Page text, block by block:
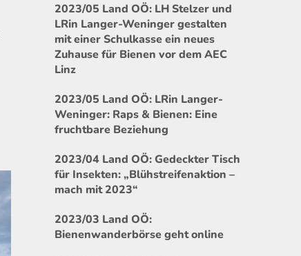
2023/05 Land OÖ: LH Stelzer und
LRin Langer-Weninger gestalten
mit einer Schulkasse ein neues
Zuhause für Bienen vor dem AEC
Linz
2023/05 Land OÖ: LRin Langer-
Weninger: Raps & Bienen: Eine
fruchtbare Beziehung
2023/04 Land OÖ: Gedeckter Tisch
für Insekten: „Blühstreifenaktion –
mach mit 2023“
2023/03 Land OÖ:
Bienenwanderbörse geht online